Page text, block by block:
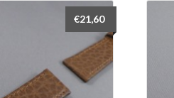
€21,60